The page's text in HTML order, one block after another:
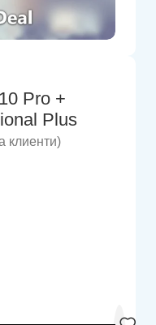
Pro +
Plus
клиенти)